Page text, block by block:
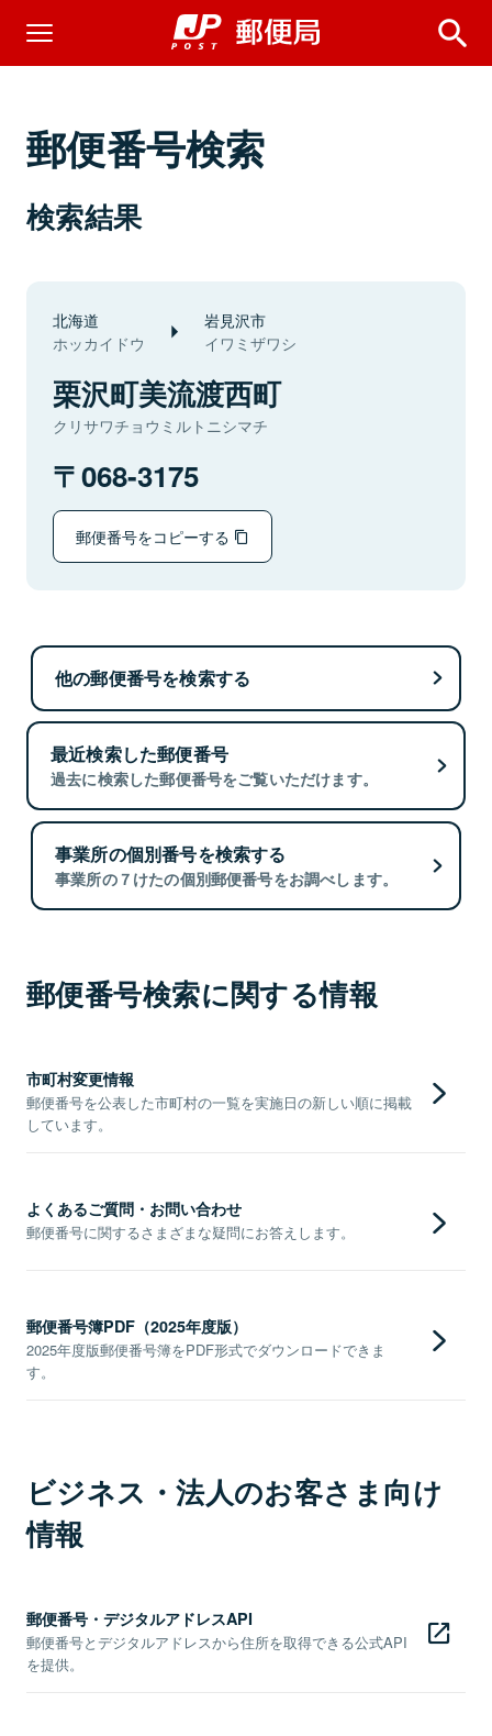
郵便番号検索
検索結果
北海道
ホッカイドウ
岩見沢市
イワミザワシ
栗沢町美流渡西町
クリサワチョウミルトニシマチ
068-3175
郵便番号をコピーする
他の郵便番号を検索する
最近検索した郵便番号
過去に検索した郵便番号をご覧いただけます。
事業所の個別番号を検索する
事業所の７けたの個別郵便番号をお調べします。
郵便番号検索に関する情報
市町村変更情報
郵便番号を公表した市町村の一覧を実施日の新しい順に掲載
しています。
よくあるご質問・お問い合わせ
郵便番号に関するさまざまな疑問にお答えします。
郵便番号簿PDF（2025年度版）
2025年度版郵便番号簿をPDF形式でダウンロードできま
す。
ビジネス・法人のお客さま向け
情報
郵便番号・デジタルアドレスAPI
郵便番号とデジタルアドレスから住所を取得できる公式API
を提供。